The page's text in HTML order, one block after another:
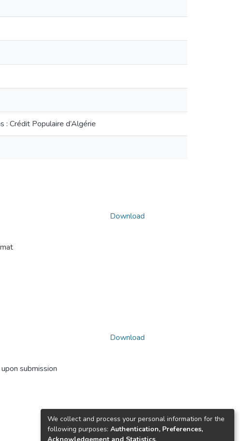
: Crédit Populaire d’Algérie
Download
submission
Download
We collect and process your personal information for the
following purposes: Authentication, Preferences,